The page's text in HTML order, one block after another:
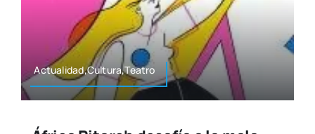
Actualidad,Cultura,Teatro